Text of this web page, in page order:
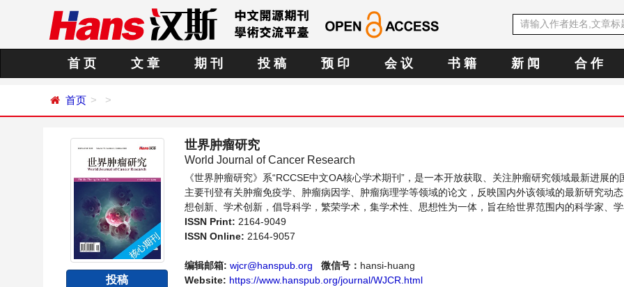
首 页 文 章 期 刊 投 稿 预 印 会 议 书 籍 新 闻 合 作
首页
投稿
世界肿瘤研究
World Journal of Cancer Research
《世界肿瘤研究》系“RCCSE中文OA核心学术期刊”，是一本开放获取、关注肿瘤研究领域最新进展的
主要刊登有关肿瘤免疫学、肿瘤病因学、肿瘤病理学等领域的论文，反映国内外该领域的最新研究动
想创新、学术创新，倡导科学，繁荣学术，集学术性、思想性为一体，旨在给世界范围内的科学家、学
提供一个传播、分享和讨论肿瘤研究领域内不同方向问题与发展的交流平台。
ISSN Print: 2164-9049
ISSN Online: 2164-9057
编辑邮箱: wjcr@hanspub.org 微信号： hansi-huang
Website: https://www.hanspub.org/journal/WJCR.html